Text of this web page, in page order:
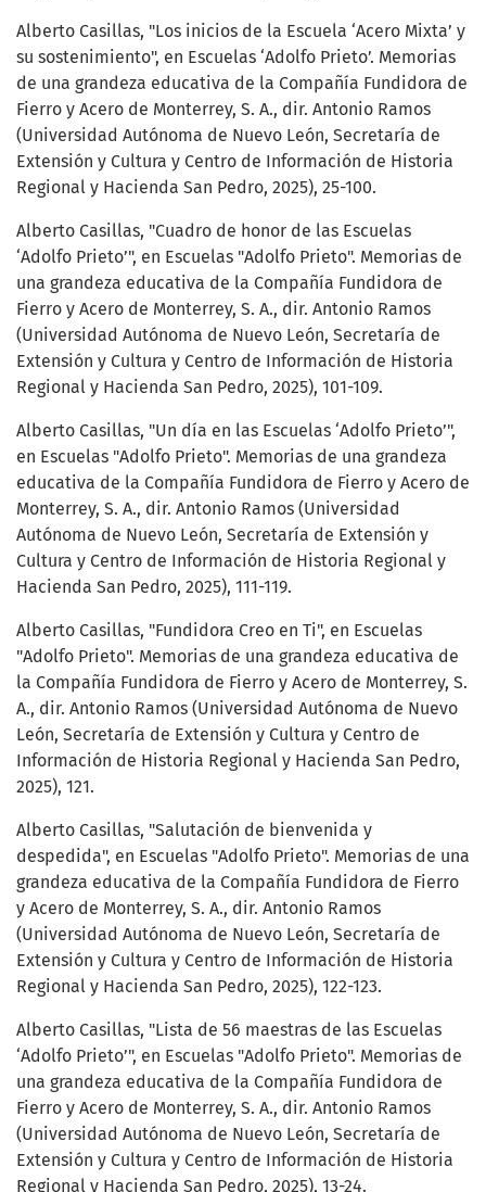
Alberto Casillas, "Los inicios de la Escuela ‘Acero Mixta’ y
su sostenimiento", en Escuelas ‘Adolfo Prieto’. Memorias
de una grandeza educativa de la Compañía Fundidora de
Fierro y Acero de Monterrey, S. A., dir. Antonio Ramos
(Universidad Autónoma de Nuevo León, Secretaría de
Extensión y Cultura y Centro de Información de Historia
Regional y Hacienda San Pedro, 2025), 25-100.
Alberto Casillas, "Cuadro de honor de las Escuelas
‘Adolfo Prieto’", en Escuelas "Adolfo Prieto". Memorias de
una grandeza educativa de la Compañía Fundidora de
Fierro y Acero de Monterrey, S. A., dir. Antonio Ramos
(Universidad Autónoma de Nuevo León, Secretaría de
Extensión y Cultura y Centro de Información de Historia
Regional y Hacienda San Pedro, 2025), 101-109.
Alberto Casillas, "Un día en las Escuelas ‘Adolfo Prieto’",
en Escuelas "Adolfo Prieto". Memorias de una grandeza
educativa de la Compañía Fundidora de Fierro y Acero de
Monterrey, S. A., dir. Antonio Ramos (Universidad
Autónoma de Nuevo León, Secretaría de Extensión y
Cultura y Centro de Información de Historia Regional y
Hacienda San Pedro, 2025), 111-119.
Alberto Casillas, "Fundidora Creo en Ti", en Escuelas
"Adolfo Prieto". Memorias de una grandeza educativa de
la Compañía Fundidora de Fierro y Acero de Monterrey, S.
A., dir. Antonio Ramos (Universidad Autónoma de Nuevo
León, Secretaría de Extensión y Cultura y Centro de
Información de Historia Regional y Hacienda San Pedro,
2025), 121.
Alberto Casillas, "Salutación de bienvenida y
despedida", en Escuelas "Adolfo Prieto". Memorias de una
grandeza educativa de la Compañía Fundidora de Fierro
y Acero de Monterrey, S. A., dir. Antonio Ramos
(Universidad Autónoma de Nuevo León, Secretaría de
Extensión y Cultura y Centro de Información de Historia
Regional y Hacienda San Pedro, 2025), 122-123.
Alberto Casillas, "Lista de 56 maestras de las Escuelas
‘Adolfo Prieto’", en Escuelas "Adolfo Prieto". Memorias de
una grandeza educativa de la Compañía Fundidora de
Fierro y Acero de Monterrey, S. A., dir. Antonio Ramos
(Universidad Autónoma de Nuevo León, Secretaría de
Extensión y Cultura y Centro de Información de Historia
Regional y Hacienda San Pedro, 2025), 13-24.